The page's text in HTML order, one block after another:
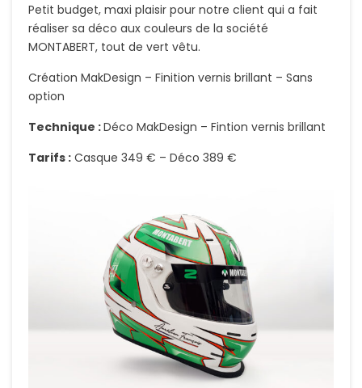
Petit budget, maxi plaisir pour notre client qui a fait
réaliser sa déco aux couleurs de la société
MONTABERT, tout de vert vêtu.
Création MakDesign – Finition vernis brillant – Sans
option
Technique :Déco MakDesign – Fintion vernis brillant
Tarifs : Casque 349 € – Déco 389 €